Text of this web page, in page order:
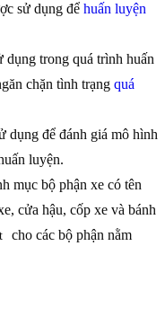
sử dụng để huấn luyện
dụng trong quá trình huấn
chặn tình trạng quá
dụng để đánh giá mô hình
luyện.
mục bộ phận xe có tên
cửa hậu, cốp xe và bánh
cho các bộ phận nằm